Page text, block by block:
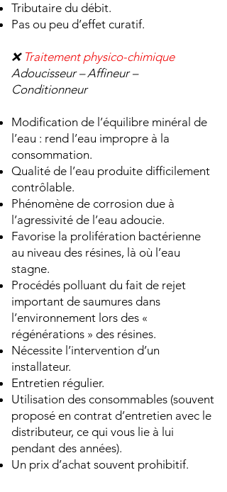
Tributaire du débit.
Pas ou peu d’effet curatif.
❌ Traitement physico-chimique
Adoucisseur – Affineur –
Conditionneur
Modification de l’équilibre minéral de
l’eau : rend l’eau impropre à la
consommation.
Qualité de l’eau produite difficilement
contrôlable.
Phénomène de corrosion due à
l’agressivité de l’eau adoucie.
Favorise la prolifération bactérienne
au niveau des résines, là où l’eau
stagne.
Procédés polluant du fait de rejet
important de saumures dans
l’environnement lors des «
régénérations » des résines.
Nécessite l’intervention d’un
installateur.
Entretien régulier.
Utilisation des consommables (souvent
proposé en contrat d’entretien avec le
distributeur, ce qui vous lie à lui
pendant des années).
Un prix d’achat souvent prohibitif.